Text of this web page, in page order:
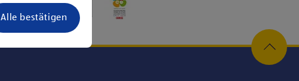
Alle bestätigen